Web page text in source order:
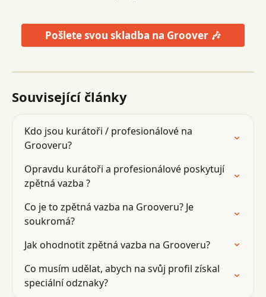
Pošlete svou skladba na Groover 🎶
Související články
Kdo jsou kurátoři / profesionálové na
Grooveru?
Opravdu kurátoři a profesionálové poskytují
zpětná vazba ?
Co je to zpětná vazba na Grooveru? Je
soukromá?
Jak ohodnotit zpětná vazba na Grooveru?
Co musím udělat, abych na svůj profil získal
speciální odznaky?